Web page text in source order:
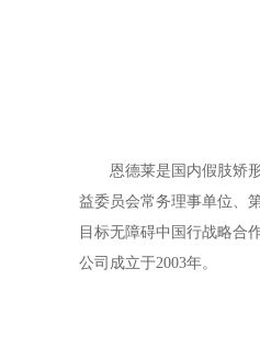
恩德莱是国内假肢矫
益委员会常务理事单位、
目标无障碍中国行战略合
公司成立于2003年。